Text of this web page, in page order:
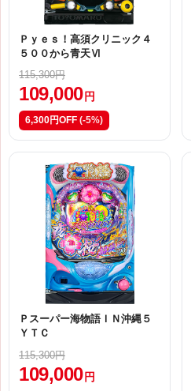
Ｐｙｅｓ！高須クリニック４
５００から青天Ⅵ
115,300円
109,000 円
6,300円OFF (-5%)
Ｐスーパー海物語ＩＮ沖縄５
ＹＴＣ
115,300円
109,000 円